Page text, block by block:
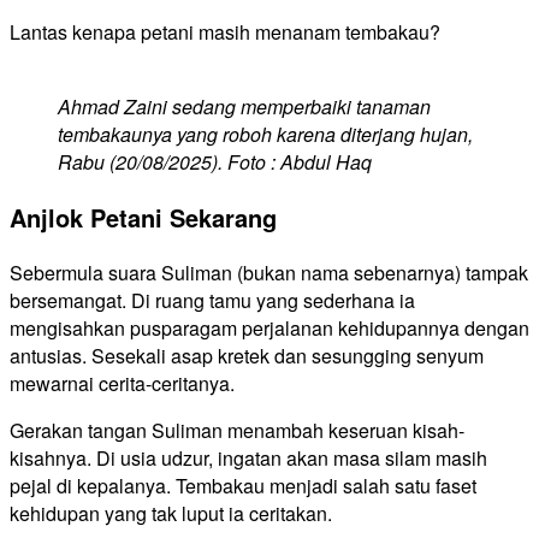
Lantas kenapa petani masih menanam tembakau?
Ahmad Zaini sedang memperbaiki tanaman
tembakaunya yang roboh karena diterjang hujan,
Rabu (20/08/2025). Foto : Abdul Haq
Anjlok Petani Sekarang
Sebermula suara Suliman (bukan nama sebenarnya) tampak
bersemangat. Di ruang tamu yang sederhana ia
mengisahkan pusparagam perjalanan kehidupannya dengan
antusias. Sesekali asap kretek dan sesungging senyum
mewarnai cerita-ceritanya.
Gerakan tangan Suliman menambah keseruan kisah-
kisahnya. Di usia udzur, ingatan akan masa silam masih
pejal di kepalanya. Tembakau menjadi salah satu faset
kehidupan yang tak luput ia ceritakan.